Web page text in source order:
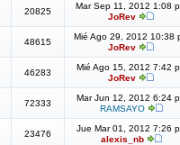
20825
Mar Sep 11, 2012 1:08
JoRev
48615
Mié Ago 29, 2012 10:38
JoRev
46283
Mié Ago 15, 2012 7:42
JoRev
72333
Mar Jun 12, 2012 6:24
RAMSAYO
23476
Jue Mar 01, 2012 7:26
alexis_nb